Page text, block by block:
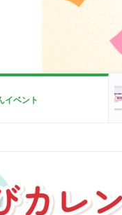
イベント